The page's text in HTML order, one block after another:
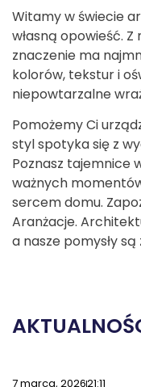
Witamy w świecie
własną opowieść.
znaczenie ma
kolorów, tekstur i
niepowtarzalne
Pomożemy Ci
styl spotyka się z
Poznasz tajemnice
ważnych
sercem domu.
Aranżacje.
a nasze pomysły
7 marca, 202621:11